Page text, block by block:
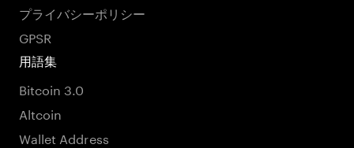
プライバシーポリシー
GPSR
用語集
Bitcoin 3.0
Altcoin
Wallet Address